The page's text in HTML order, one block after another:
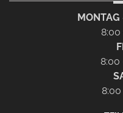
8:00
8:00
8:00